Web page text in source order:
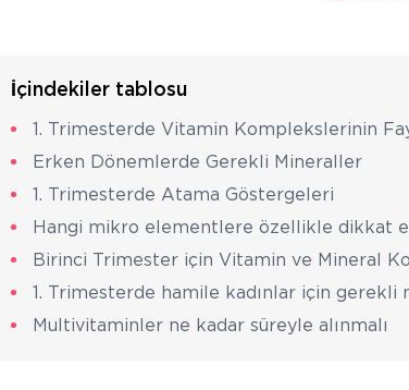
İçindekiler tablosu
1. Trimesterde Vitamin Komplekslerinin
Erken Dönemlerde Gerekli Mineraller
1. Trimesterde Atama Göstergeleri
Hangi mikro elementlere özellikle dikkat
Birinci Trimester için Vitamin ve Mineral
1. Trimesterde hamile kadınlar için
Multivitaminler ne kadar süreyle alınmalı